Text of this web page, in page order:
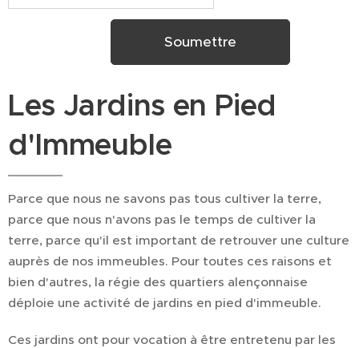
Soumettre
Les Jardins en Pied
d'Immeuble
Parce que nous ne savons pas tous cultiver la terre,
parce que nous n'avons pas le temps de cultiver la
terre, parce qu'il est important de retrouver une culture
auprès de nos immeubles. Pour toutes ces raisons et
bien d'autres, la régie des quartiers alençonnaise
déploie une activité de jardins en pied d'immeuble.
Ces jardins ont pour vocation à être entretenu par les